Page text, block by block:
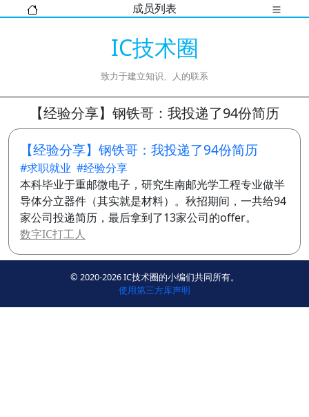
成员列表
IC技术圈
致力于建立知识、人的联系
【经验分享】钢铁哥：我投递了94份简历
【经验分享】钢铁哥：我投递了94份简历
#求职就业 #经验分享
本科毕业于重邮微电子，研究生南邮光学工程专业做半
导体分立器件（其实就是材料）。秋招期间，一共给94
家公司投递简历，最后拿到了13家公司的offer。
数字IC打工人
© 2020-2026 IC技术圈的小编们共同所有。
使用第三方库声明